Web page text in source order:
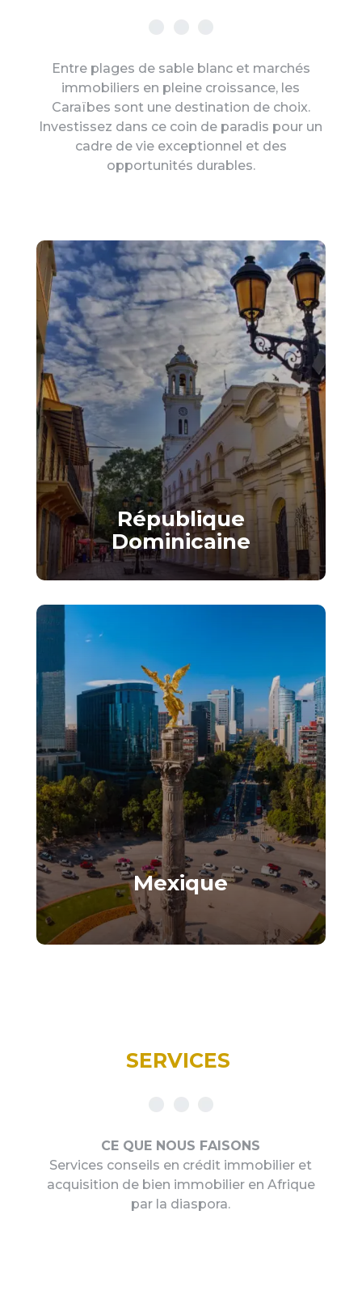
Entre plages de sable blanc et marchés
immobiliers en pleine croissance, les
Caraïbes sont une destination de choix.
Investissez dans ce coin de paradis pour un
cadre de vie exceptionnel et des
opportunités durables.
République
Dominicaine
Le cœur des Caraïbes pour vos
Mexique
Une destination ensoleillée pour
vivre et investir.
SERVICES
CE QUE NOUS FAISONS
Services conseils en crédit immobilier et
acquisition de bien immobilier en Afrique
par la diaspora.